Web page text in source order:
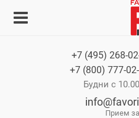
+7 (495) 268-
+7 (800) 777-
Будни с
Прием
Нет